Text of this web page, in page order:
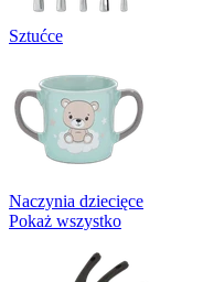
Sztućce
Naczynia dziecięce
Pokaż wszystko